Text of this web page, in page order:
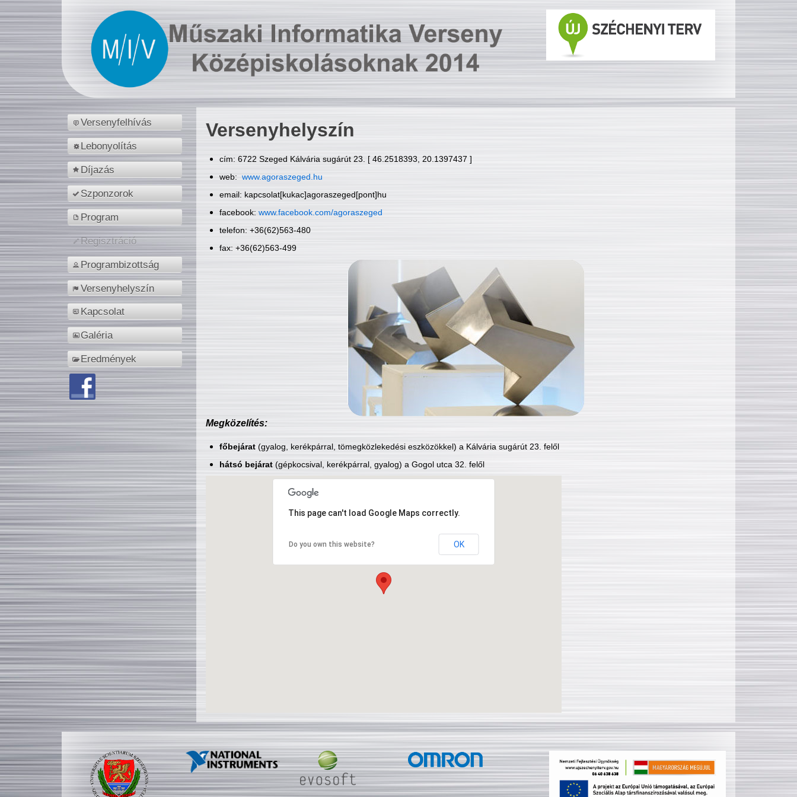
Versenyfelhívás
Lebonyolítás
Díjazás
Szponzorok
Program
Regisztráció
Programbizottság
Versenyhelyszín
Kapcsolat
Galéria
Eredmények
Versenyhelyszín
cím: 6722 Szeged Kálvária sugárút 23. [ 46.2518393, 20.1397437 ]
web: www.agoraszeged.hu
email: kapcsolat[kukac]agoraszeged[pont]hu
facebook: www.facebook.com/agoraszeged
telefon: +36(62)563-480
fax: +36(62)563-499
Megközelítés:
főbejárat(gyalog, kerékpárral, tömegközlekedési eszközökkel) a Kálvária sugárút 23. felől
hátsó bejárat(gépkocsival, kerékpárral, gyalog) a Gogol utca 32. felől
This page can't load Google Maps correctly.
Do you own this website? OK